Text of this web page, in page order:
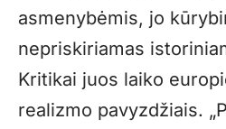
asmenybėmis, jo
nepriskiriamas
Kritikai juos laiko
realizmo pavyzdžiais.